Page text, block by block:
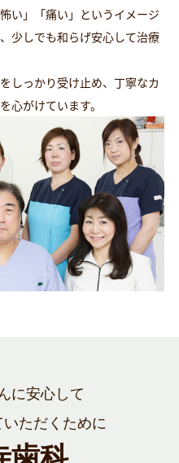
い」「痛い」というイメージ
少しでも和らげ安心して治療
しっかり受け止め、丁寧なカ
心がけています。
に安心して
ただくために